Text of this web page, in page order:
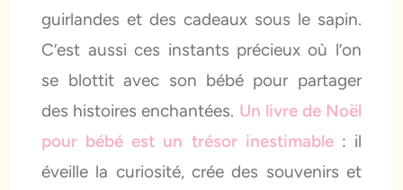
guirlandes et des cadeaux sous le sapin.
C’est aussi ces instants précieux où l’on
se blottit avec son bébé pour partager
des histoires enchantées. Un livre de Noël
pour bébé est un trésor inestimable: il
éveille la curiosité, crée des souvenirs et